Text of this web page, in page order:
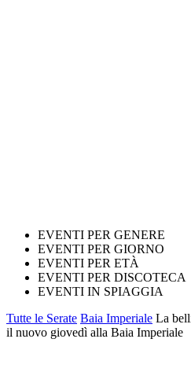
EVENTI PER GENERE
EVENTI PER GIORNO
EVENTI PER ETÀ
EVENTI PER DISCOTECA
EVENTI IN SPIAGGIA
Tutte le Serate Baia Imperiale La
il nuovo giovedì alla Baia Imperiale